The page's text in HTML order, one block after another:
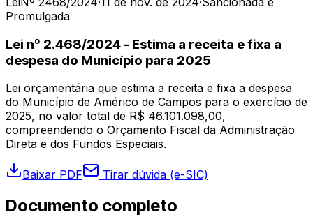
Promulgada
Lei nº 2.468/2024 - Estima a receita e fixa a
despesa do Município para 2025
Lei orçamentária que estima a receita e fixa a despesa
do Município de Américo de Campos para o exercício de
2025, no valor total de R$ 46.101.098,00,
compreendendo o Orçamento Fiscal da Administração
Direta e dos Fundos Especiais.
Baixar PDF Tirar dúvida (e-SIC)
Documento completo